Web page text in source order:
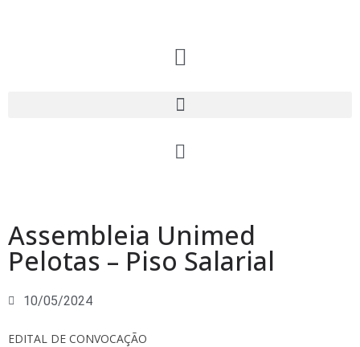
Assembleia Unimed
Pelotas – Piso Salarial
10/05/2024
EDITAL DE CONVOCAÇÃO